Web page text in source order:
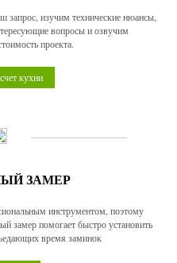
изучим технические нюансы,
вопросы и озвучим
проекта.
кухни
ЗАМЕР
инструментом, поэтому
замер помогает быстро установить
время заминок